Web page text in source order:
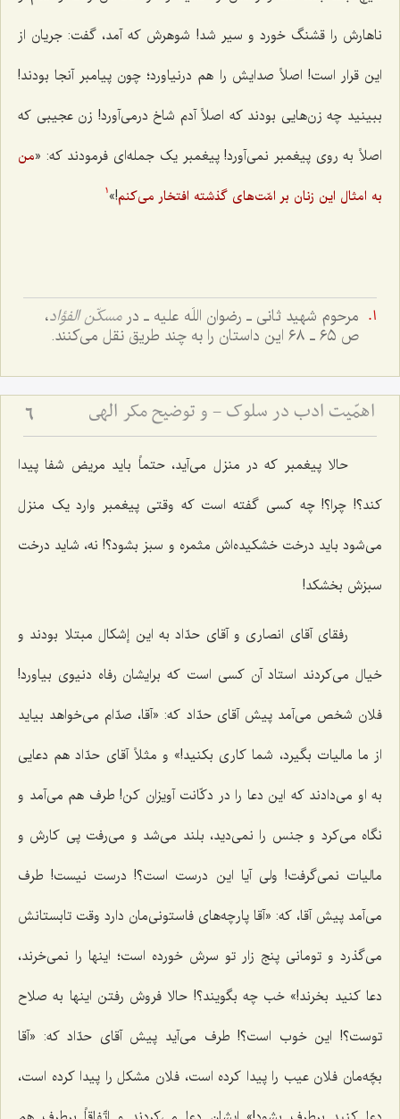
ناهارش را قشنگ خورد و سیر شد! شوهرش که آمد، گفت: جریان از
این قرار است! اصلاً صدایش را هم درنیاورد؛ چون پیامبر آنجا بودند!
ببینید چه زن‌هایی بودند که اصلاً آدم شاخ درمی‌آورد! زن عجیبی که
اصلاً به روی پیغمبر نمی‌آورد! پیغمبر یک جمله‌ای فرمودند که: «من
به امثال این زنان بر امّت‌های گذشته افتخار می‌کنم!»
1
مرحوم شهید ثانی ـ رضوان اللَه علیه ـ در مسکّن الفؤاد،
ص ٦٥ ـ ٦٨ این داستان را به چند طریق نقل می‌کنند.
اهمّیت ادب در سلوک - و توضیح مکر الهی 6
حالا پیغمبر که در منزل می‌آید، حتماً باید مریض شفا پیدا
کند؟! چرا؟! چه کسی گفته است که وقتی پیغمبر وارد یک منزل
می‌شود باید درخت خشکیده‌اش مثمره و سبز بشود؟! نه، شاید درخت
سبزش بخشکد!
رفقای آقای انصاری و آقای حدّاد به این إشکال مبتلا بودند و
خیال می‌کردند استاد آن کسی است که برایشان رفاه دنیوی بیاورد!
فلان شخص می‌آمد پیش آقای حدّاد که: «آقا، صدّام می‌خواهد بیاید
از ما مالیات بگیرد، شما کاری بکنید!» و مثلاً آقای حدّاد هم دعایی
به او می‌دادند که این دعا را در دکّانت آویزان کن! طرف هم می‌آمد و
نگاه می‌کرد و جنس را نمی‌دید، بلند می‌شد و می‌رفت پی کارش و
مالیات نمی‌گرفت! ولی آیا این درست است؟! درست نیست! طرف
می‌آمد پیش آقا، که: «آقا پارچه‌های فاستونی‌مان دارد وقت تابستانش
می‌گذرد و تومانی پنج زار تو سرش خورده است؛ اینها را نمی‌خرند،
دعا کنید بخرند!» خب چه بگویند؟! حالا فروش رفتن اینها به صلاح
توست؟! این خوب است؟! طرف می‌آید پیش آقای حدّاد که: «آقا
بچّه‌مان فلان عیب را پیدا کرده است، فلان مشکل را پیدا کرده است،